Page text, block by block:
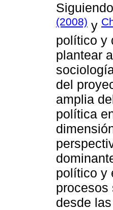
(2008) y
político y
plantear
del
amplia
política
político y
procesos
desde